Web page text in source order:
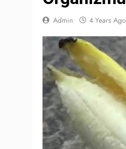
Admin 4 Years Ago